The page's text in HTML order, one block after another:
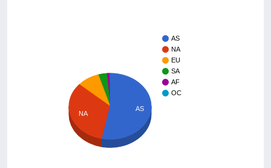
AS
NA
EU
SA
AF
OC
NA
AS